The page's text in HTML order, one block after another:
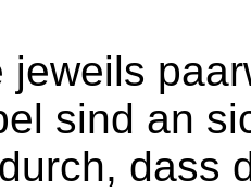
jeweils
sind an
dass